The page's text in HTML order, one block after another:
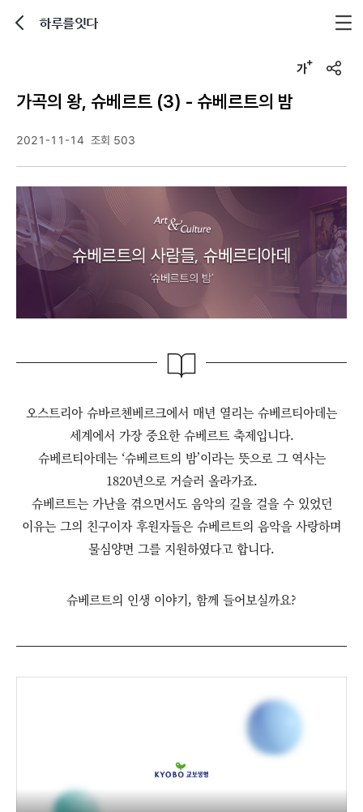
하루를잇다
u
가곡의 왕, 슈베르트 (3) - 슈베르트의 밤
2021-11-14 조회 503
오스트리아 슈바르첸베르크에서 매년 열리는 슈베르티아데는
세계에서 가장 중요한 슈베르트 축제입니다.
슈베르티아데는 ‘슈베르트의 밤’이라는 뜻으로 그 역사는
1820년으로 거슬러 올라가죠.
슈베르트는 가난을 겪으면서도 음악의 길을 걸을 수 있었던
이유는 그의 친구이자 후원자들은 슈베르트의 음악을 사랑하며
물심양면 그를 지원하였다고 합니다.
슈베르트의 인생 이야기, 함께 들어보실까요?